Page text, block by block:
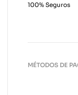
100% Seguros
MÉTODOS DE